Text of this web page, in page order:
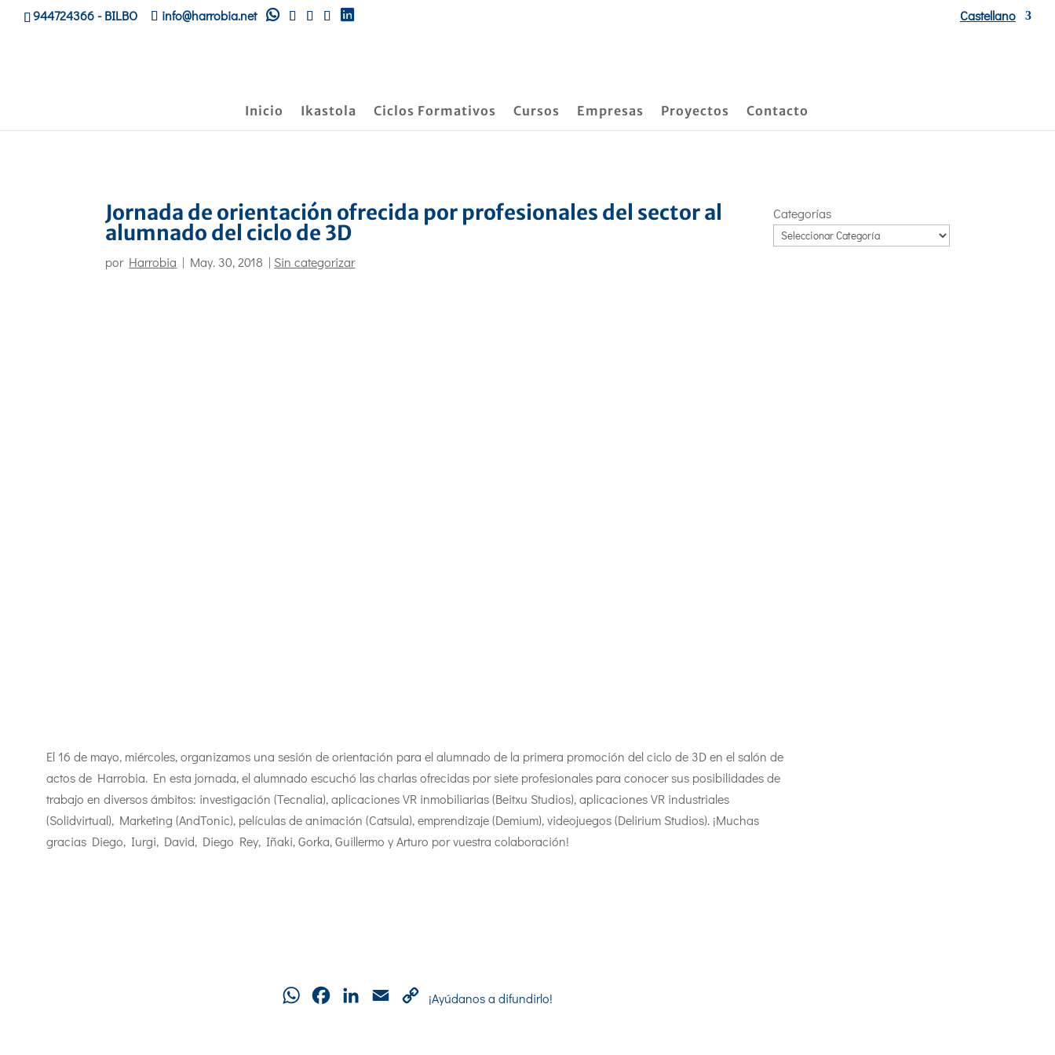
944724366- BILBO info@harrobia.net Castellano
Inicio Ikastola Ciclos Formativos Cursos Empresas Proyectos Contacto
Jornada de orientación ofrecida por profesionales del sector al
alumnado del ciclo de 3D
por Harrobia | May. 30, 2018 | Sin categorizar
El 16 de mayo, miércoles, organizamos una sesión de orientación para el alumnado de la primera promoción del ciclo de 3D en el salón de
actos de Harrobia. En esta jornada, el alumnado escuchó las charlas ofrecidas por siete profesionales para conocer sus posibilidades de
trabajo en diversos ámbitos: investigación (Tecnalia), aplicaciones VR inmobiliarias (Beitxu Studios), aplicaciones VR industriales
(Solidvirtual), Marketing (AndTonic), películas de animación (Catsula), emprendizaje (Demium), videojuegos (Delirium Studios). ¡Muchas
gracias Diego, Iurgi, David, Diego Rey, Iñaki, Gorka, Guillermo y Arturo por vuestra colaboración!
WhatsAppFacebookLinkedInEmail
Copy
¡Ayúdanos a difundirlo!
Categorías